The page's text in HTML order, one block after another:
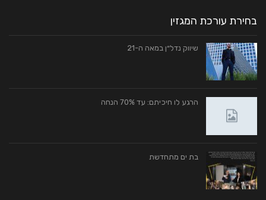
בחירת עורכת המגזין
שיווק נדל״ן במאה ה-21
הרגע לו חיכיתם: עד 70% הנחה
בת ים מתחדשת